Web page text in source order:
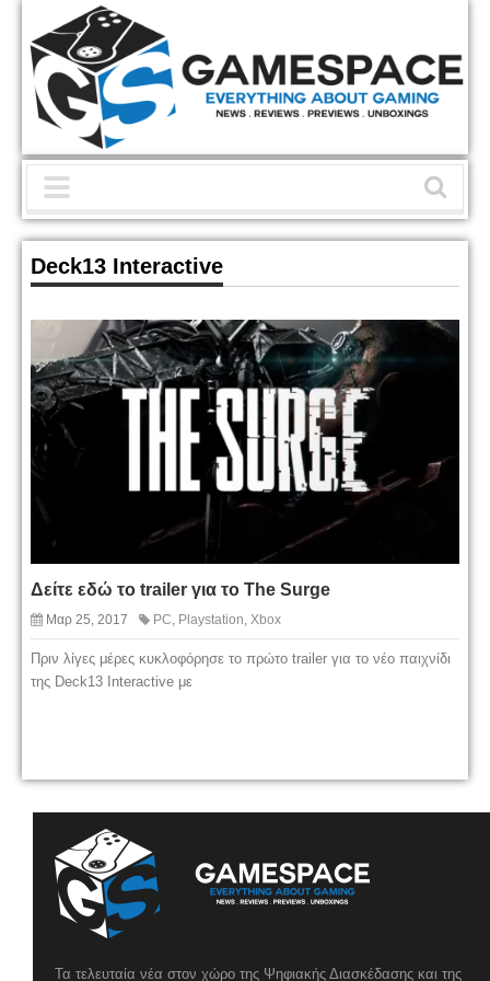
Deck13 Interactive
Δείτε εδώ το trailer για το The Surge
Μαρ 25, 2017 PC, Playstation, Xbox
Πριν λίγες μέρες κυκλοφόρησε το πρώτο trailer για το νέο παιχνίδι
της Deck13 Interactive με
Τα τελευταία νέα στον χώρο της Ψηφιακής Διασκέδασης και της